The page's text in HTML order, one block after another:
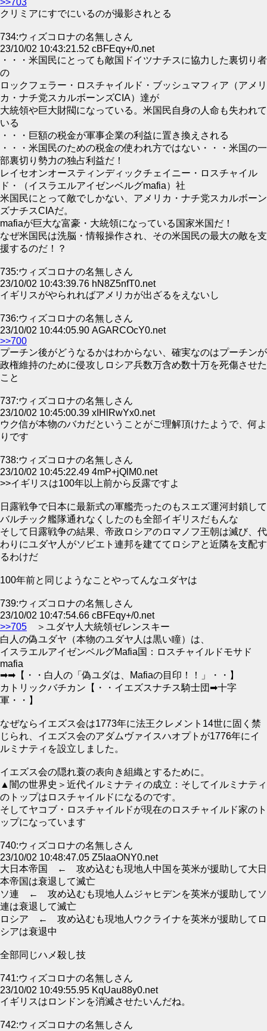
>>703
クリミアにすでにいるのが撮影されとる
734:ウィズコロナの名無しさん
23/10/02 10:43:21.52 cBFEqy+/0.net
・・・米国民にとっても敵国ドイツナチスに協力した裏切り者
の
ロックフェラー・ロスチャイルド・ブッシュマフィア（アメリ
カ・ナチ党スカルボーンズCIA）達が
大統領や巨大財閥になっている。米国民自身の人命も失われて
いる
・・・巨額の税金が軍事企業の利益に置き換えされる
・・・米国民のための税金の使われ方ではない・・・米国の一
部裏切り勢力の独占利益だ！
レイセオンオースティンディックチェイニー・ロスチャイル
ド・（イスラエルアイゼンベルグmafia）社
米国民にとって敵でしかない、アメリカ・ナチ党スカルボーン
ズナチスCIAだ。
mafiaが巨大な富豪・大統領になっている国家米国だ！
なぜ米国民は洗脳・情報操作され、その米国民の最大の敵を支
援するのだ！？
735:ウィズコロナの名無しさん
23/10/02 10:43:39.76 hN8Z5nfT0.net
イギリスがやられればアメリカが出ざるをえないし
736:ウィズコロナの名無しさん
23/10/02 10:44:05.90 AGARCOcY0.net
>>700
プーチン後がどうなるかはわからない、確実なのはプーチンが
政権維持のために侵攻しロシア兵数万含め数十万を死傷させた
こと
737:ウィズコロナの名無しさん
23/10/02 10:45:00.39 xIHlRwYx0.net
ウク信が本物のバカだということがご理解頂けたようで、何よ
りです
738:ウィズコロナの名無しさん
23/10/02 10:45:22.49 4mP+jQlM0.net
>>イギリスは100年以上前から反露ですよ
日露戦争で日本に最新式の軍艦売ったのもスエズ運河封鎖して
バルチック艦隊通れなくしたのも全部イギリスだもんな
そして日露戦争の結果、帝政ロシアのロマノフ王朝は滅び、代
わりにユダヤ人がソビエト連邦を建ててロシアと近隣を支配す
るわけだ
100年前と同じようなことやってんなユダヤは
739:ウィズコロナの名無しさん
23/10/02 10:47:54.66 cBFEqy+/0.net
>>705 ＞ユダヤ人大統領ゼレンスキー
白人の偽ユダヤ（本物のユダヤ人は黒い瞳）は、
イスラエルアイゼンベルグMafia国：ロスチャイルドモサド
mafia
➡➡【・・白人の「偽ユダは、Mafiaの目印！！」・・】
カトリックバチカン【・・イエズスナチス騎士団➡十字
軍・・】
なぜならイエズス会は1773年に法王クレメント14世に固く禁
じられ、イエズス会のアダムヴァイスハオプトが1776年にイ
ルミナティを設立しました。
イエズス会の隠れ蓑の表向き組織とするために。
▲闇の世界史＞近代イルミナティの成立：そしてイルミナティ
のトップはロスチャイルドになるのです。
そしてヤコブ・ロスチャイルドが現在のロスチャイルド家のト
ップになっています
740:ウィズコロナの名無しさん
23/10/02 10:48:47.05 Z5IaaONY0.net
大日本帝国 ← 攻め込むも現地人中国を英米が援助して大日
本帝国は衰退して滅亡
ソ連 ← 攻め込むも現地人ムジャヒデンを英米が援助してソ
連は衰退して滅亡
ロシア ← 攻め込むも現地人ウクライナを英米が援助してロ
シアは衰退中
全部同じハメ殺し技
741:ウィズコロナの名無しさん
23/10/02 10:49:55.95 KqUau88y0.net
イギリスはロンドンを消滅させたいんだね。
742:ウィズコロナの名無しさん